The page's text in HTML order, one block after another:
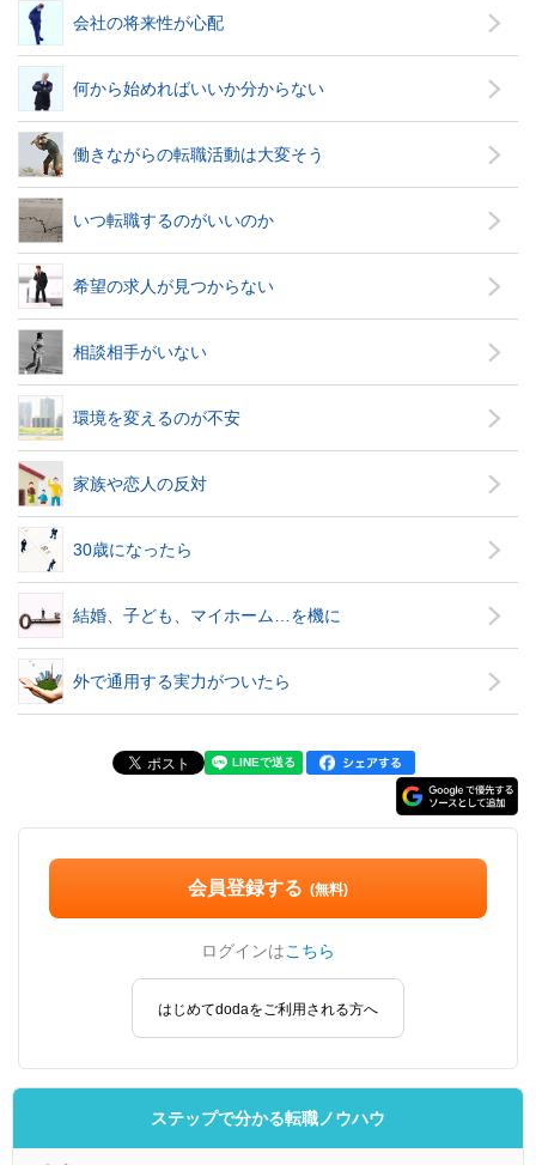
会社の将来性が心配
何から始めればいいか分からない
働きながらの転職活動は大変そう
いつ転職するのがいいのか
希望の求人が見つからない
相談相手がいない
環境を変えるのが不安
家族や恋人の反対
30歳になったら
結婚、子ども、マイホーム…を機に
外で通用する実力がついたら
会員登録する (無料)
ログインはこちら
はじめてdodaをご利用される方へ
ステップで分かる転職ノウハウ